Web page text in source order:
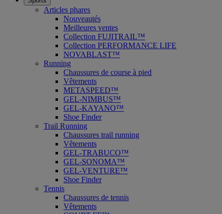
Articles phares
Nouveautés
Meilleures ventes
Collection FUJITRAIL™
Collection PERFORMANCE LIFE
NOVABLAST™
Running
Chaussures de course à pied
Vêtements
METASPEED™
GEL-NIMBUS™
GEL-KAYANO™
Shoe Finder
Trail Running
Chaussures trail running
Vêtements
GEL-TRABUCO™
GEL-SONOMA™
GEL-VENTURE™
Shoe Finder
Tennis
Chaussures de tennis
Vêtements